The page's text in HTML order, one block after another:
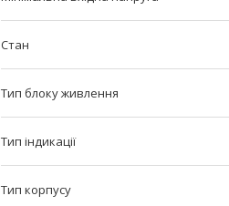
Стан
Тип блоку живлення
Тип індикації
Тип корпусу